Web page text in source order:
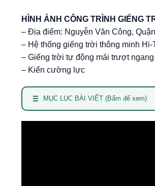
HÌNH ẢNH CÔNG TRÌNH GIẾNG
– Địa điểm: Nguyễn Văn Công,
– Hệ thống giếng trời thông minh Hi-
– Giếng trời tự động mái trượt
– Kiến cường lực
MỤC LỤC BÀI VIẾT (Bấm để xem)